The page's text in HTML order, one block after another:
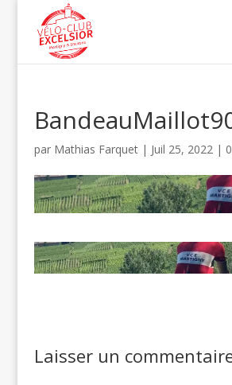
par Mathias Farquet| Juil 25, 2022|
Laisser un